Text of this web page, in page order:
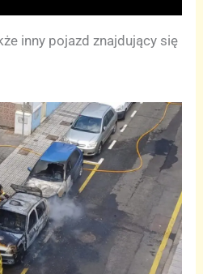
inny pojazd znajdujący się